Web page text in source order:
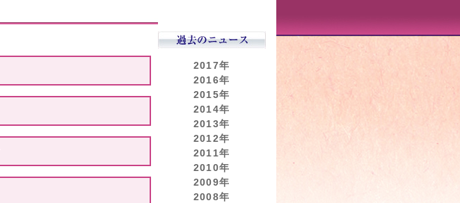
2017年
2016年
2015年
2014年
2013年
2012年
2011年
2010年
2009年
2008年